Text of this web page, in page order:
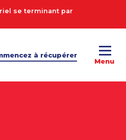
se terminant par
à récupérer